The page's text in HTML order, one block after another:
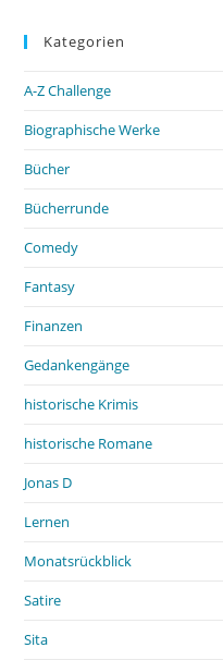
Kategorien
A-Z Challenge
Biographische Werke
Bücher
Bücherrunde
Comedy
Fantasy
Finanzen
Gedankengänge
historische Krimis
historische Romane
Jonas D
Lernen
Monatsrückblick
Satire
Sita